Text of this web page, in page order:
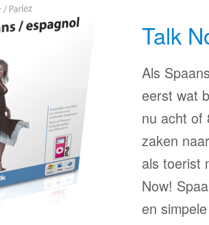
Talk
Als
eerst wat
nu acht of
zaken
als toerist
Now!
en